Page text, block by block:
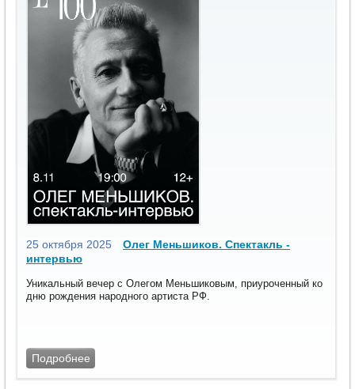
25 октября 2025
Олег Меньшиков. Спектакль -
интервью
Уникальный вечер с Олегом Меньшиковым, приуроченный ко
дню рождения народного артиста РФ.
Подробнее